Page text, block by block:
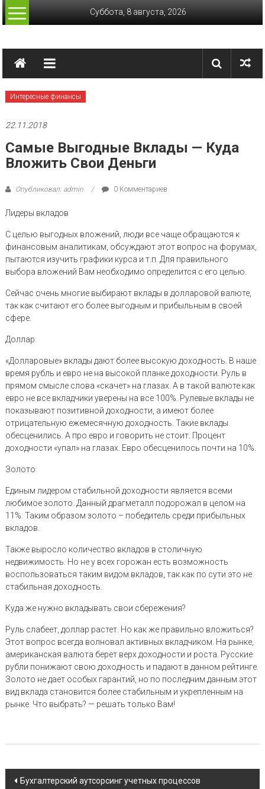
Перейти
Суббота, 8 августа, 2026
Лучшие
финансы
Актуальные
финансовые
сводки
Интересные финансы
22.11.2018
Самые Выгодные Вклады — Куда
Вложить Свои Деньги
Опубликовал: admin 0 Комментариев
Лидеры вкладов
С целью выгодных вложений, люди все чаще обращаются к
финансовым аналитикам, обсуждают этот вопрос на форумах,
пытаются изучить графики курса и т.п. Для правильного
выбора вложений Вам необходимо определится с его целью.
Сейчас очень многие выбирают вклады в долларовой валюте,
так как считают его более выгодным и прибыльным в своей
сфере.
Доллар
«Долларовые» вклады дают более высокую доходность. В наше
время рубль и евро не на высокой планке доходности. Руль в
прямом смысле слова «скачет» на глазах. А в такой валюте как
евро не все вкладчики уверены на все 100%. Рулевые вклады не
показывают позитивной доходности, а имеют более
отрицательную ежемесячную доходность. Такие вклады
обесценились. А про евро и говорить не стоит. Процент
доходности «упал» на глазах. Евро обесценилось почти на 10%.
Золото
Единым лидером стабильной доходности является всеми
любимое золото. Данный драгметалл подорожал в целом на
11%. Таким образом золото – победитель среди прибыльных
вкладов.
Также выросло количество вкладов в столичную
недвижимость. Но не у всех горожан есть возможность
воспользоваться таким видом вкладов, так как по сути это не
стабильная доходность.
Куда же нужно вкладывать свои сбережения?
Руль слабеет, доллар растет. Но как же правильно вложиться?
Этот вопрос всегда волновал активных вкладчиком. На рынке,
американская валюта берет верх доходности и роста. Русские
рубли понижают свою доходность и падают в данном рейтинге.
Золото не дает особых гарантий, но по последним данным этот
вид вклада становится более стабильным и укрепленным на
рынке. Что выбрать? — решать только Вам!
Навигация
Бухгалтерский аутсорсинг учетных процессов